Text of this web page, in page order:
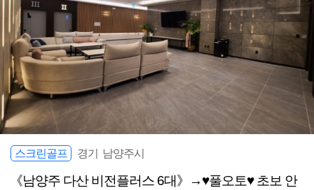
스크린골프 경기 남양주시
《남양주 다산 비전플러스 6대》→♥풀오토♥ 초보 안